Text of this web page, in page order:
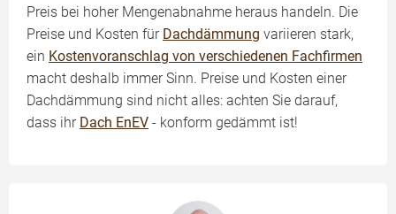
Preis bei hoher Mengenabnahme heraus handeln. Die
Preise und Kosten für Dachdämmung variieren stark,
ein Kostenvoranschlag von verschiedenen Fachfirmen
macht deshalb immer Sinn. Preise und Kosten einer
Dachdämmung sind nicht alles: achten Sie darauf,
dass ihr Dach EnEV - konform gedämmt ist!